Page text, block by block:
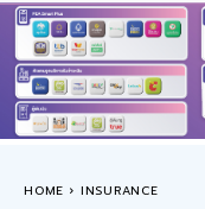
HOME INSURANCE